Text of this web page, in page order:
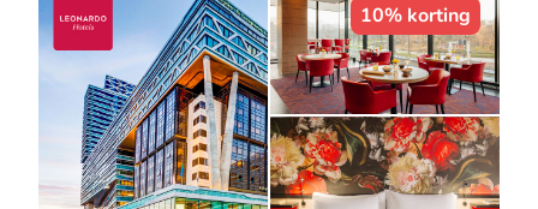
10% korting